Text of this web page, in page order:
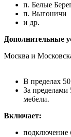
п. Белые
п. Выгоничи
и др.
Дополнительные
Москва и
В пределах
За
мебели.
Включает:
подключение